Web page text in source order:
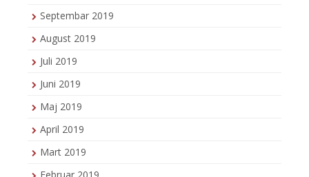
Septembar 2019
August 2019
Juli 2019
Juni 2019
Maj 2019
April 2019
Mart 2019